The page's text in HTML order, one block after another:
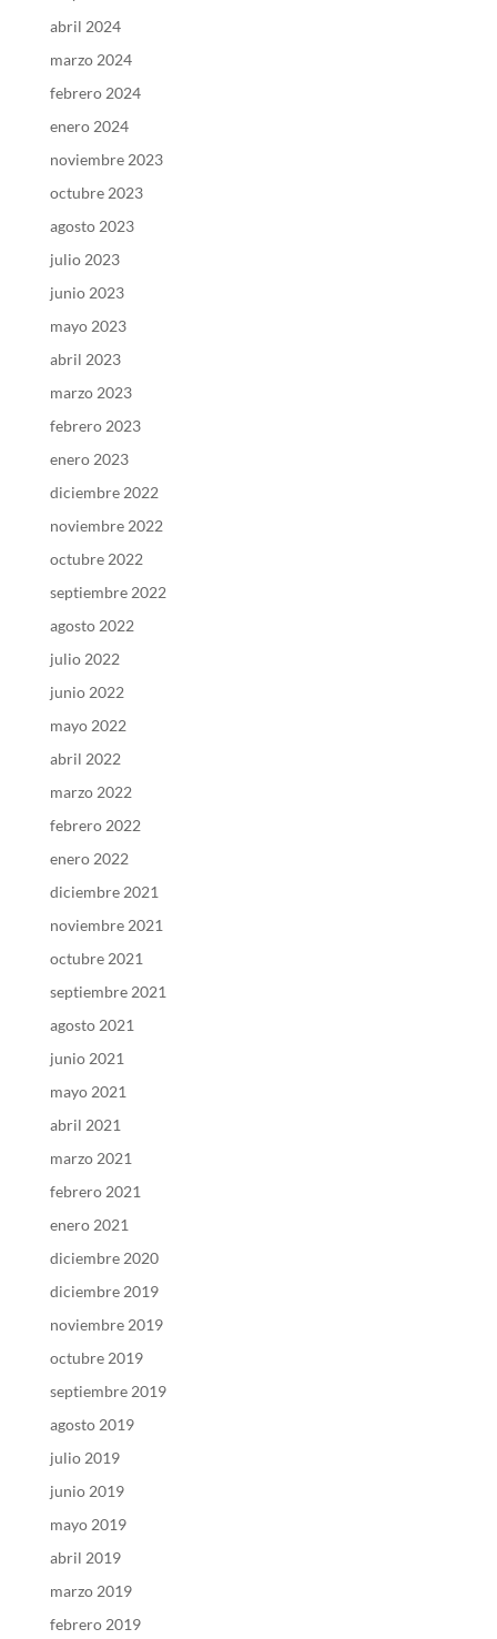
abril 2024
marzo 2024
febrero 2024
enero 2024
noviembre 2023
octubre 2023
agosto 2023
julio 2023
junio 2023
mayo 2023
abril 2023
marzo 2023
febrero 2023
enero 2023
diciembre 2022
noviembre 2022
octubre 2022
septiembre 2022
agosto 2022
julio 2022
junio 2022
mayo 2022
abril 2022
marzo 2022
febrero 2022
enero 2022
diciembre 2021
noviembre 2021
octubre 2021
septiembre 2021
agosto 2021
junio 2021
mayo 2021
abril 2021
marzo 2021
febrero 2021
enero 2021
diciembre 2020
diciembre 2019
noviembre 2019
octubre 2019
septiembre 2019
agosto 2019
julio 2019
junio 2019
mayo 2019
abril 2019
marzo 2019
febrero 2019